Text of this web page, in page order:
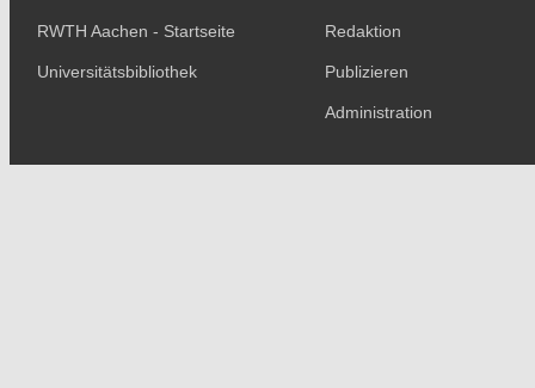
RWTH Aachen - Startseite
Universitätsbibliothek
Redaktion
Publizieren
Administration